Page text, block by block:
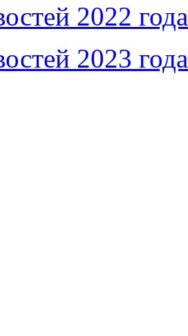
2022 года
2023 года